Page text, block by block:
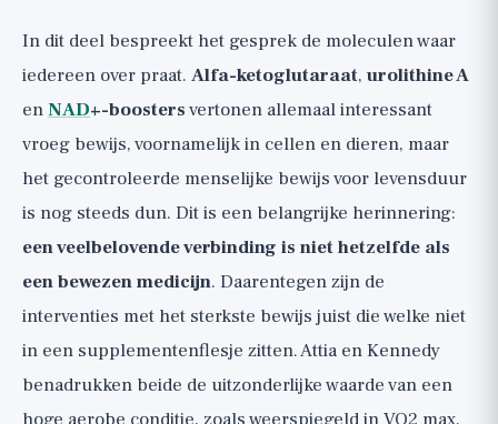
In dit deel bespreekt het gesprek de moleculen waar
iedereen over praat. Alfa-ketoglutaraat, urolithine A
enNAD+-boostersvertonen allemaal interessant
vroeg bewijs, voornamelijk in cellen en dieren, maar
het gecontroleerde menselijke bewijs voor levensduur
is nog steeds dun. Dit is een belangrijke herinnering:
een veelbelovende verbinding is niet hetzelfde als
een bewezen medicijn. Daarentegen zijn de
interventies met het sterkste bewijs juist die welke niet
in een supplementenflesje zitten. Attia en Kennedy
benadrukken beide de uitzonderlijke waarde van een
hoge aerobe conditie, zoals weerspiegeld in VO2 max,